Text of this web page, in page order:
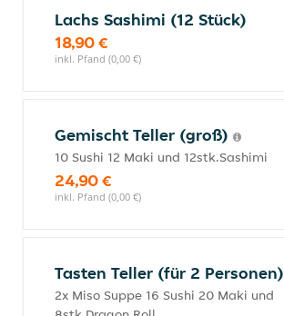
Lachs Sashimi (12 Stück)
18,90 €
inkl. Pfand (0,00 €)
Gemischt Teller (groß)
10 Sushi 12 Maki und 12stk.Sashimi
24,90 €
inkl. Pfand (0,00 €)
Tasten Teller (für 2 Personen)
2x Miso Suppe 16 Sushi 20 Maki und